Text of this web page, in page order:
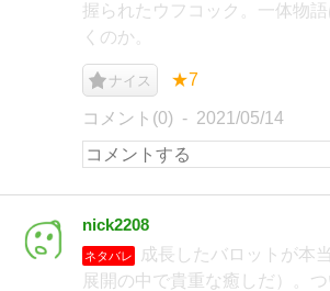
握られたウフコック。一体物
くのか。
ナイス ★7
コメント(0) 2021/05/14
nick2208
ネタバレ
成長したバロットが本
展開の中で貴重な癒しだ）。つ